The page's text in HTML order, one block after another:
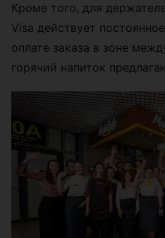
Кроме того, для
Visa действует
оплате заказа в зоне
горячий напиток